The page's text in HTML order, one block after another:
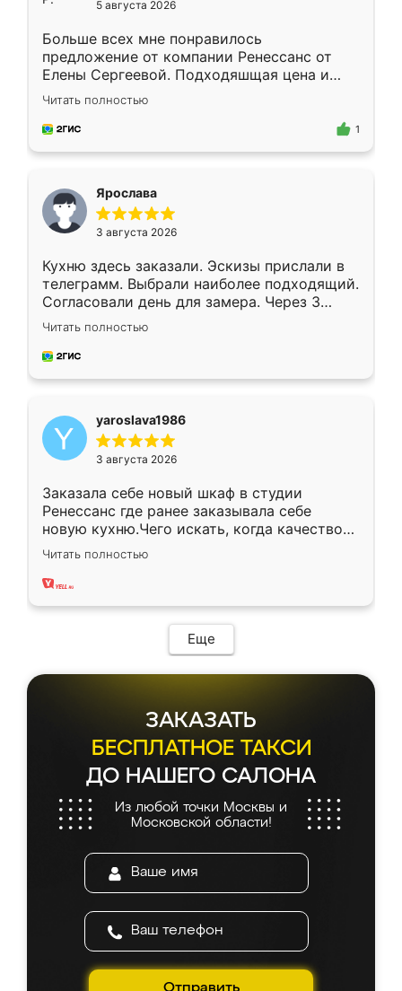
5 августа 2026
Больше всех мне понравилось
предложение от компании Ренессанс от
Елены Сергеевой. Подходяшщая цена и
короткие сроки изготовления. Приехавший
для замера сотрудник Владислав
предложил по моему эскизу самый
Читать полностью
1
Ярослава
3 августа 2026
Кухню здесь заказали. Эскизы прислали в
телеграмм. Выбрали наиболее подходящий.
Согласовали день для замера. Через 3
недели кухня была уже готова. Остались
довольны работой. Спасибо Ренессанс
мебель за качественную работу!
Читать полностью
yaroslava1986
3 августа 2026
Заказала себе новый шкаф в студии
Ренессанс где ранее заказывала себе
новую кухню.Чего искать, когда качеством
вполне довольна. Служит кухня уже почти
два года, нареканий нет.
Читать полностью
Еще
ЗАКАЗАТЬ
БЕСПЛАТНОЕ ТАКСИ
ДО НАШЕГО САЛОНА
Из любой точки Москвы и
Московской области!